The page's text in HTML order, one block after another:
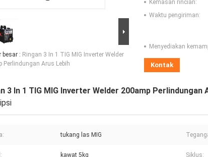
besar : Ringan 3 In 1 TIG MIG Inverter Welder
Perlindungan Arus Lebih
Kemasan rincian:
Waktu pengiriman:
Menyediakan
Kontak
3 In 1 TIG MIG Inverter Welder 200amp Perlindungan
tukang las MIG
kawat 5kg Siklus: